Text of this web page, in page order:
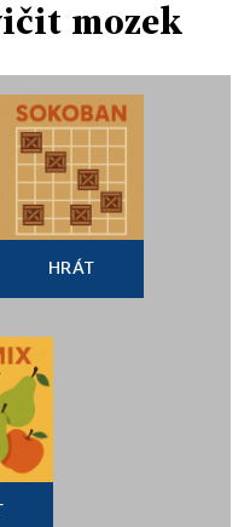
mozek
HRÁT